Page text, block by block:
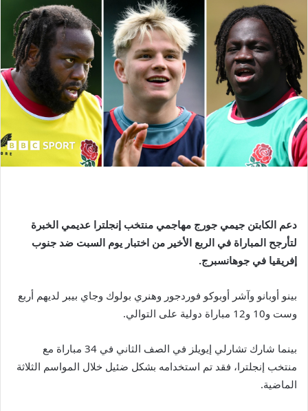
دعم الكابتن جيمي جورج مهاجمي منتخب إنجلترا عديمي الخبرة
لتأرجح المباراة في الربع الأخير من اختبار يوم السبت ضد جنوب
إفريقيا في جوهانسبرج.
بينو أوبانو وآشر أوبوكو فوردجور وهنري بولوك وجاي بيبر لديهم أربع
وست و10 و12 مباراة دولية على التوالي.
بينما شارك تشارلي إيويلز في الصف الثاني في 34 مباراة مع
منتخب إنجلترا، فقد تم استخدامه بشكل ضئيل خلال المواسم الثلاثة
الماضية.